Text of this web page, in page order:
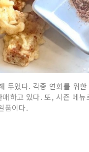
었다. 각종 연회를 위
하고 있다. 또, 시즌 메
품이다.